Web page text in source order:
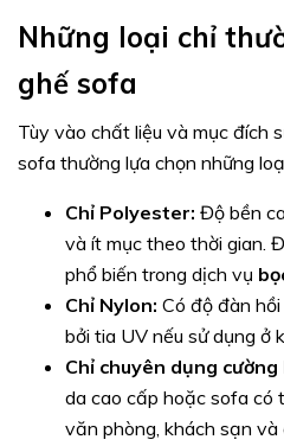
Những loại chỉ
ghế sofa
Tùy vào chất liệu và mục đích
sofa thường lựa chọn những
Chỉ Polyester: Độ bền
và ít mục theo thời gian.
phổ biến trong dịch vụ
Chỉ Nylon: Có độ đàn
bởi tia UV nếu sử dụng ở
Chỉ chuyên dụng cường
da cao cấp hoặc sofa có
văn phòng, khách sạn và